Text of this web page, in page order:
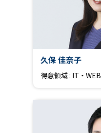
久保 佳奈子
得意領域 : IT・WEB